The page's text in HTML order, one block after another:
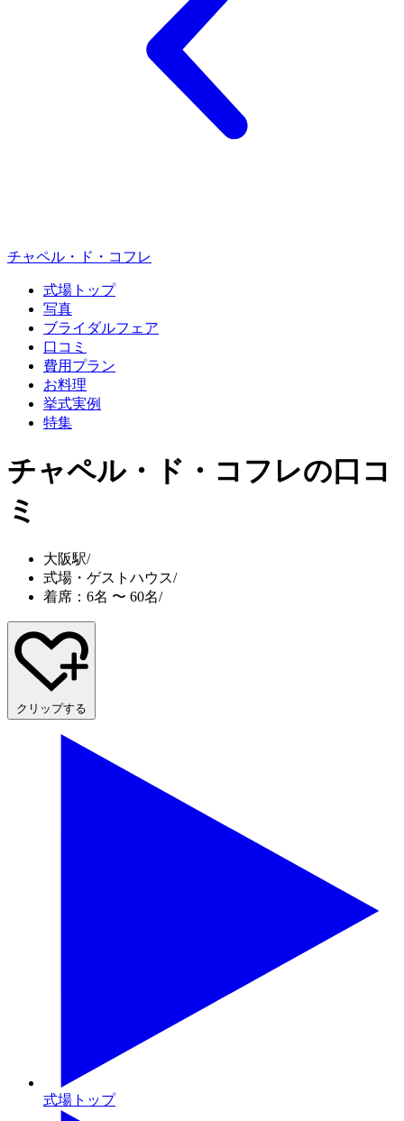
チャペル・ド・コフレ
式場トップ
写真
ブライダルフェア
口コミ
費用プラン
お料理
挙式実例
特集
チャペル・ド・コフレの口コ
ミ
大阪駅/
式場・ゲストハウス/
着席：6名 〜 60名/
クリップする
式場トップ